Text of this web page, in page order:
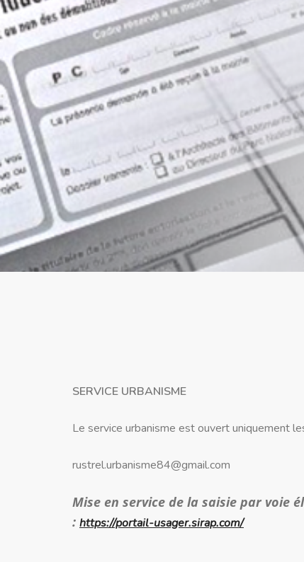
SERVICE URBANISME
Le service urbanisme est ouvert uniquement
rustrel.urbanisme84@gmail.com
Mise en service de la saisie par voie
: https://portail-usager.sirap.com/